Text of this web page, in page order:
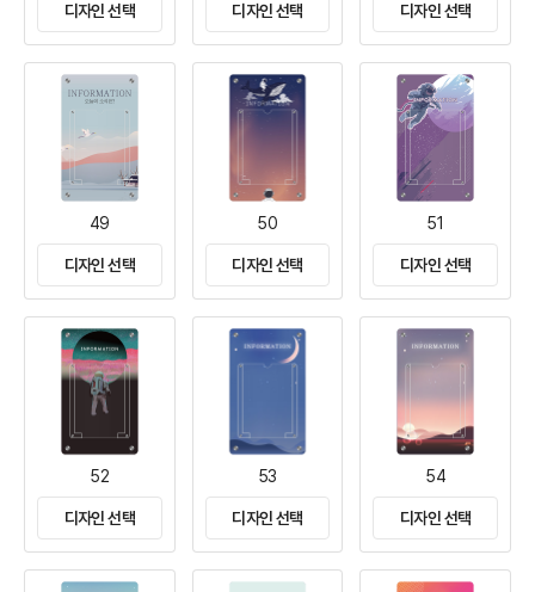
디자인 선택 디자인 선택 디자인 선택
49
디자인 선택
50
디자인 선택
51
디자인 선택
52
디자인 선택
53
디자인 선택
54
디자인 선택